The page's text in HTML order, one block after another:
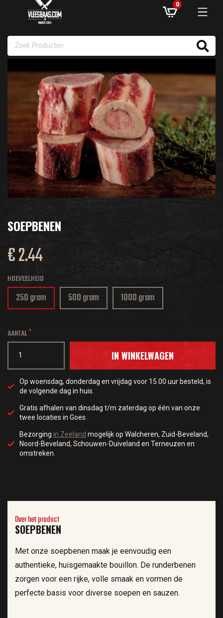
ASSORTIMENT
AANBIEDINGEN
RECEPTEN
KLANTENSERVICE
INLOGGEN
0
SOEPBENEN
€ 2.44
HOEVEELHEID
250 gram 500 gram 1000 gram
AANTAL
IN WINKELWAGEN
Op woensdag, donderdag en vrijdag voor 15.00 uur besteld, is
de volgende dag in huis.
Gratis afhalen van dinsdag t/m zaterdag op één van onze
twee locaties in Goes.
Bezorging in Zeeland mogelijk op Walcheren, Zuid-Beveland,
Noord-Beveland, Schouwen-Duiveland en Terneuzen en
omstreken.
Over het product
SOEPBENEN
Met onze soepbenen maak je eenvoudig een
authentieke, huisgemaakte bouillon. De runderbenen
zorgen voor een rijke, volle smaak en vormen de
perfecte basis voor diverse soepen en sauzen.